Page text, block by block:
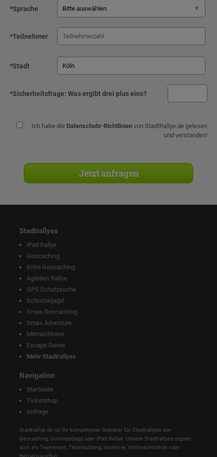
*Sprache
*Teilnehmer
*Stadt
*Sicherheitsfrage: Was ergibt drei plus eins?
Ich habe die Datenschutz-Richtlinien von StadtRallye.de gelesen
und verstanden!
Stadtrallyes
iPad Rallye
Geocaching
Krimi Geocaching
Agenten Rallye
GPS Schatzsuche
Schnitzeljagd
Xmas Geocaching
Xmas Adventure
Mitmachkrimi
Escape Game
Mehr Stadtrallyes
Navigation
Startseite
Ticketshop
Anfrage
Stadtrallye.de ist Ihr kompetenter Anbieter für Stadtrallyes wie
Geocaching, Schnitzeljagd oder iPad Rallye. Unsere Stadtrallyes eignen
sich als Teamevent, Teambuilding, Incentive, Weihnachtsfeier oder